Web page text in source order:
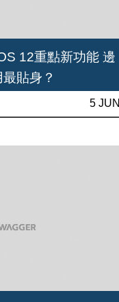
12重點新功能 邊
貼身？
5 JUN